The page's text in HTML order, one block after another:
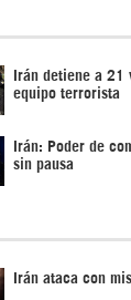
Irán detiene a 21
equipo terrorista
Irán: Poder de
sin pausa
Irán ataca con